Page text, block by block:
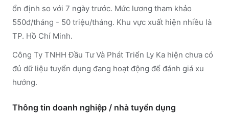
ổn định so với 7 ngày trước. Mức lương tham khảo
550đ/tháng - 50 triệu/tháng. Khu vực xuất hiện nhiều là
TP. Hồ Chí Minh.
Công Ty TNHH Đầu Tư Và Phát Triển Ly Ka hiện chưa có
đủ dữ liệu tuyển dụng đang hoạt động để đánh giá xu
hướng.
Thông tin doanh nghiệp / nhà tuyển dụng